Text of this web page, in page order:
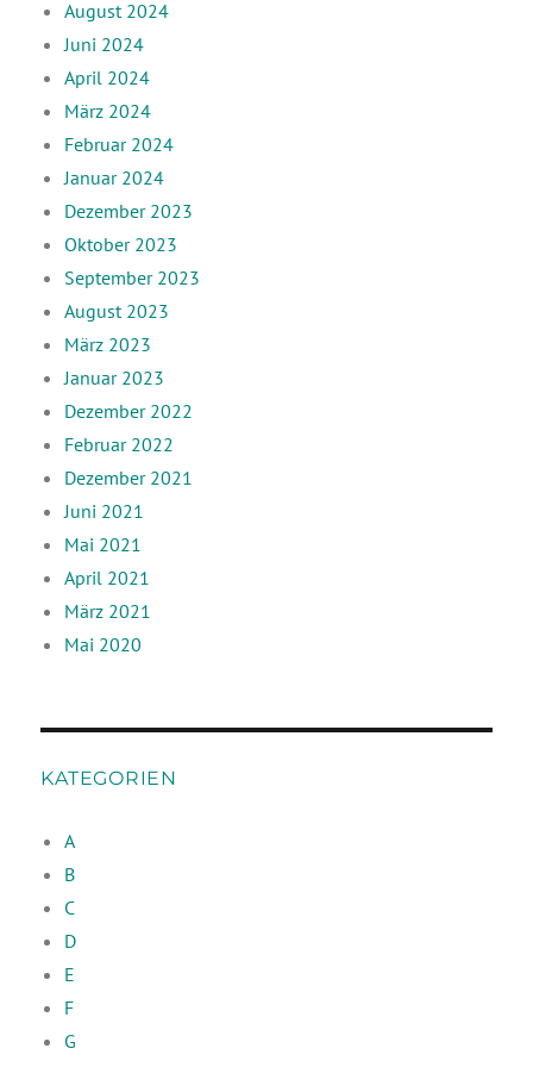
August 2024
Juni 2024
April 2024
März 2024
Februar 2024
Januar 2024
Dezember 2023
Oktober 2023
September 2023
August 2023
März 2023
Januar 2023
Dezember 2022
Februar 2022
Dezember 2021
Juni 2021
Mai 2021
April 2021
März 2021
Mai 2020
KATEGORIEN
A
B
C
D
E
F
G